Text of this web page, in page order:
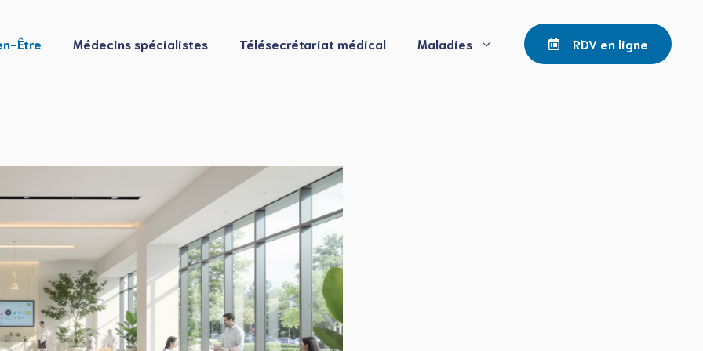
Être Médecins spécialistes Télésecrétariat médical Maladies RDV en ligne